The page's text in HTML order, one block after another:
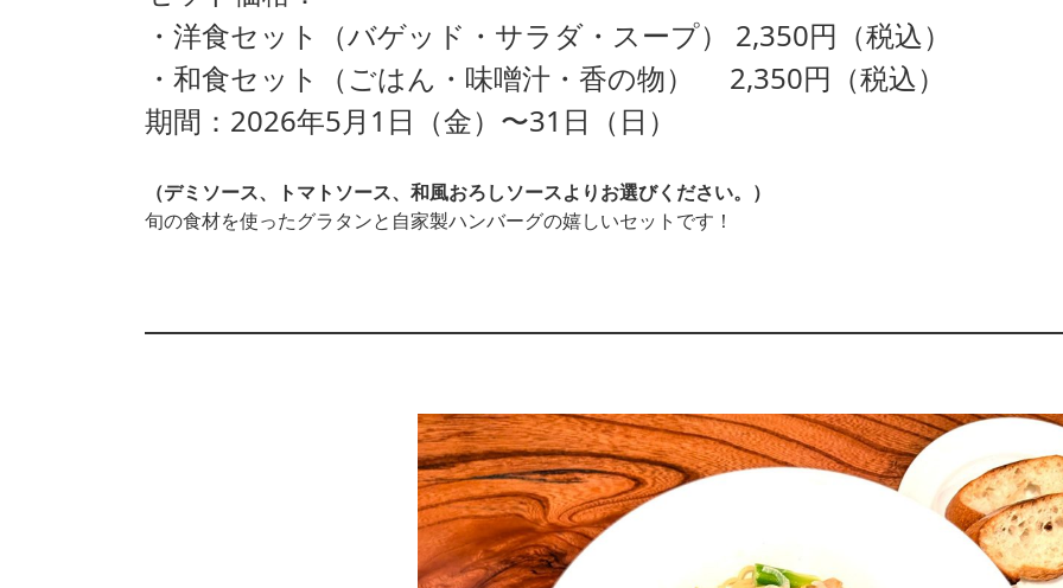
・洋食セット（バゲッド・サラダ・スープ） 2,350円（税込）
・和食セット（ごはん・味噌汁・香の物） 2,350円（税込）
期間：2026年5月1日（金）〜31日（日）
（デミソース、トマトソース、和風おろしソースよりお選びください。）
旬の食材を使ったグラタンと自家製ハンバーグの嬉しいセットです！